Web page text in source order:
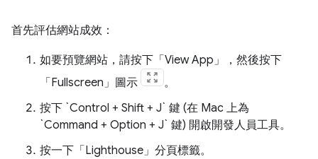
首先評估網站成效：
如要預覽網站，請按下「View App」
，然後按下
「Fullscreen」 圖示
。
按下 `Control + Shift + J` 鍵 (在 Mac 上為
`Command + Option + J` 鍵) 開啟開發人員工具。
按一下「Lighthouse」 分頁標籤。